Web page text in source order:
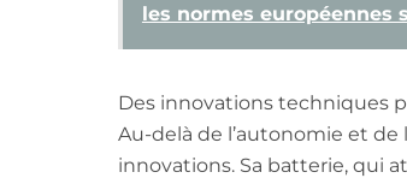
les normes européennes
Des innovations techniques
Au-delà de l’autonomie et
innovations. Sa batterie, qui